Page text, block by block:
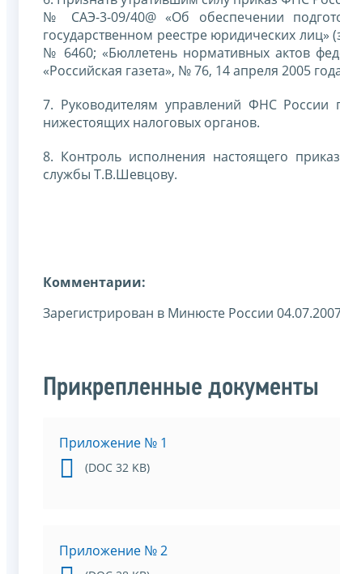
№ САЭ-3-09/40@ «Об обеспечении
государственном реестре юридических
№ 6460; «Бюллетень нормативных актов
«Российская газета», № 76, 14 апреля 2005
7. Руководителям управлений ФНС России
нижестоящих налоговых органов.
8. Контроль исполнения настоящего
службы Т.В.Шевцову.
Комментарии:
Зарегистрирован в Минюсте России
Прикрепленные документы
Приложение № 1
(DOC 32 KB)
Приложение № 2